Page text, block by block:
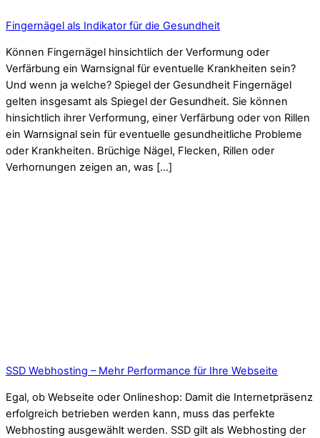
Fingernägel als Indikator für die Gesundheit
Können Fingernägel hinsichtlich der Verformung oder
Verfärbung ein Warnsignal für eventuelle Krankheiten sein?
Und wenn ja welche? Spiegel der Gesundheit Fingernägel
gelten insgesamt als Spiegel der Gesundheit. Sie können
hinsichtlich ihrer Verformung, einer Verfärbung oder von Rillen
ein Warnsignal sein für eventuelle gesundheitliche Probleme
oder Krankheiten. Brüchige Nägel, Flecken, Rillen oder
Verhornungen zeigen an, was […]
SSD Webhosting – Mehr Performance für Ihre Webseite
Egal, ob Webseite oder Onlineshop: Damit die Internetpräsenz
erfolgreich betrieben werden kann, muss das perfekte
Webhosting ausgewählt werden. SSD gilt als Webhosting der